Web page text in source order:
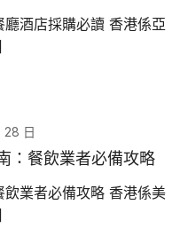
酒店採購必讀 香港係亞
28 日
：餐飲業者必備攻略
業者必備攻略 香港係美